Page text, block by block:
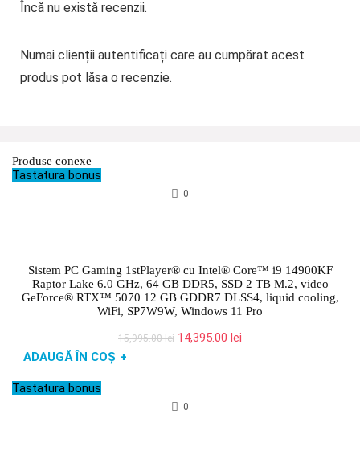
Încă nu există recenzii.
Numai clienții autentificați care au cumpărat acest
produs pot lăsa o recenzie.
Produse conexe
Tastatura bonus
0
Sistem PC Gaming 1stPlayer® cu Intel® Core™ i9 14900KF
Raptor Lake 6.0 GHz, 64 GB DDR5, SSD 2 TB M.2, video
GeForce® RTX™ 5070 12 GB GDDR7 DLSS4, liquid cooling,
WiFi, SP7W9W, Windows 11 Pro
15,995.00lei Prețul
14,395.00 lei
ADAUGĂ ÎN COȘ +
Tastatura bonus
0